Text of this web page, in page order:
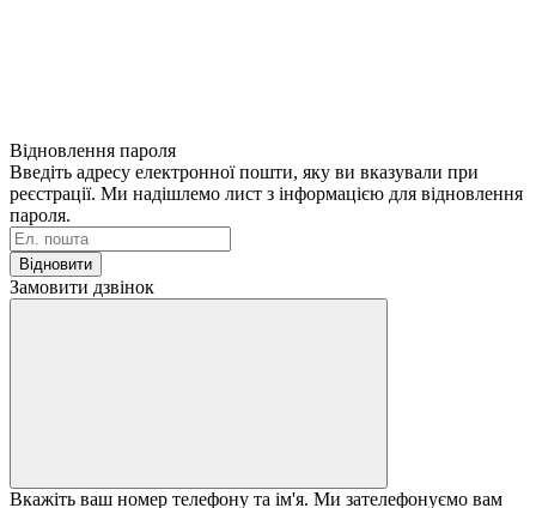
Відновлення пароля
Введіть адресу електронної пошти, яку ви вказували при
реєстрації. Ми надішлемо лист з інформацією для відновлення
пароля.
Відновити
Замовити дзвінок
Вкажіть ваш номер телефону та ім'я. Ми зателефонуємо вам